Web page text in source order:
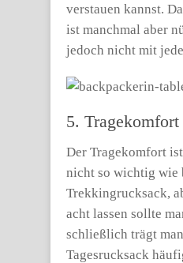
verstauen kannst.
ist manchmal aber
jedoch nicht mit
5. Tragekomfort
Der Tragekomfort
nicht so wichtig wie
Trekkingrucksack,
acht lassen sollte
schließlich trägt
Tagesrucksack